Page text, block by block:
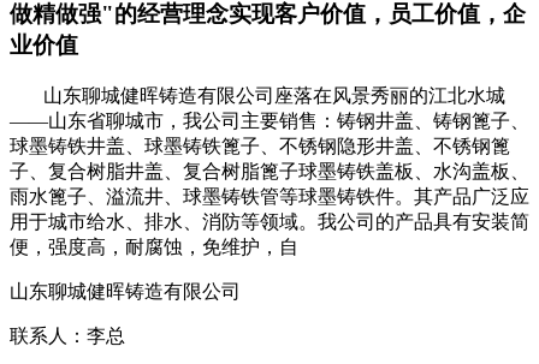
做精做强"的经营理念实现客户价值，员工价值，企
业价值
山东聊城健晖铸造有限公司座落在风景秀丽的江北水城
——山东省聊城市，我公司主要销售：铸钢井盖、铸钢篦子、
球墨铸铁井盖、球墨铸铁篦子、不锈钢隐形井盖、不锈钢篦
子、复合树脂井盖、复合树脂篦子球墨铸铁盖板、水沟盖板、
雨水篦子、溢流井、球墨铸铁管等球墨铸铁件。其产品广泛应
用于城市给水、排水、消防等领域。我公司的产品具有安装简
便，强度高，耐腐蚀，免维护，自
山东聊城健晖铸造有限公司
联系人：李总